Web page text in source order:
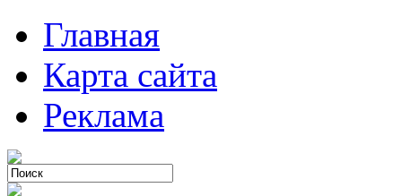
Главная
Карта сайта
Реклама